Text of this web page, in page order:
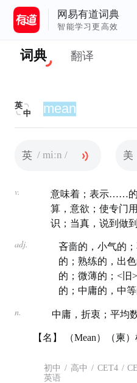
网易有道词典
智能学习更高效
词典 翻译
英
中
英 / miːn / 美
v.
意味着；表示……
算，意欲；使专门
识；当真，说到做
adj.
吝啬的，小气的
的；熟练的，出
的；微薄的；<旧
的；中庸的，中
n. 中庸，折衷；平均
【名】 （Mean）（柬）
初中 / 高中 / CET4 /
英语